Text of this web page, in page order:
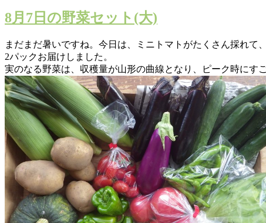
8月7日の野菜セット(大)
まだまだ暑いですね。今日は、ミニトマトがたくさん採れて、
2パックお届けしました。
実のなる野菜は、収穫量が山形の曲線となり、ピーク時にす